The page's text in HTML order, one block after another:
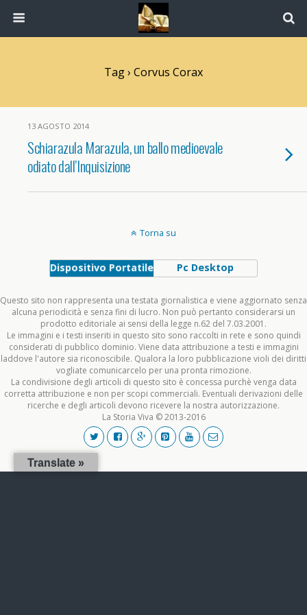
Tag › Corvus Corax
13 AGOSTO 2014
Schiarazula Marazula, un ballo medioevale
odiato dall’Inquisizione
Torna su
Dispositivo Portatile Pc Desktop
Questo sito non rappresenta una testata giornalistica e viene aggiornato senza
alcuna periodicità e senza fini di lucro. Non può pertanto considerarsi un
prodotto editoriale ai sensi della legge n.62 del 7.03.2001.
Le immagini e i testi inseriti in questo sito sono raccolti in rete e sono quindi
considerati di pubblico dominio. Viene data attribuzione a testi e immagini
laddove l'autore sia riconoscibile. Qualora la loro pubblicazione violi dei diritti
vogliate comunicarcelo per una pronta rimozione.
La condivisione degli articoli di questo sito è concessa purchè venga data
corretta attribuzione e non per scopi commerciali. Eventuali derivazioni delle
ricerche e degli articoli devono ricevere la nostra autorizzazione.
La Storia Viva © 2013-2016
Translate »